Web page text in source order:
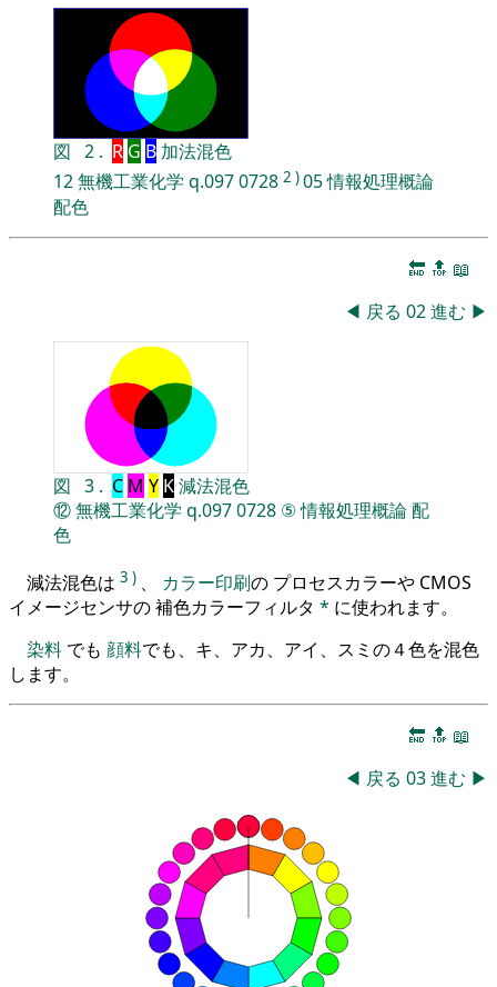
図 2 . R G B加法混色
12無機工業化学 q.0970728 2 )05情報処理概論
配色
🔚 🔝 📖
◀ 戻る 02進む ▶
図 3 . C M Y K減法混色
⑫無機工業化学 q.0970728 ⑤情報処理概論配
色
減法混色は 3 ) 、 カラー印刷の プロセスカラーや CMOS
イメージセンサの 補色カラーフィルタ * に使われます。
染料 でも 顔料でも、キ、アカ、アイ、スミの４色を混色
します。
🔚 🔝 📖
◀ 戻る 03進む ▶